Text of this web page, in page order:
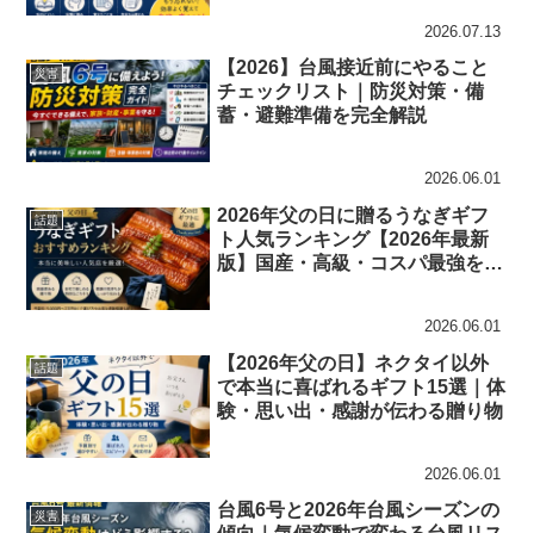
2026.07.13
災害
【2026】台風接近前にやること
チェックリスト｜防災対策・備
蓄・避難準備を完全解説
2026.06.01
話題
2026年父の日に贈るうなぎギフ
ト人気ランキング【2026年最新
版】国産・高級・コスパ最強を厳
2026.06.01
話題
【2026年父の日】ネクタイ以外
で本当に喜ばれるギフト15選｜体
験・思い出・感謝が伝わる贈り物
2026.06.01
災害
台風6号と2026年台風シーズンの